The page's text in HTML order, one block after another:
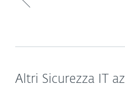
Altri Sicurezza IT